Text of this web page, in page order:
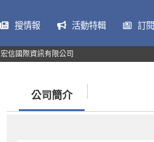
搜情報 活動特輯 訂
宏信國際資訊有限公司
公司簡介